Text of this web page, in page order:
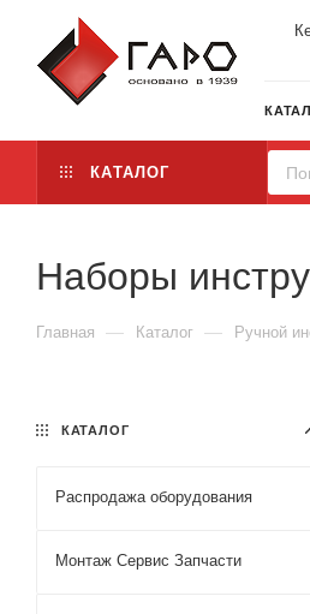
КАТАЛОГ
Наборы
Главная — Каталог — Ручной
КАТАЛОГ
Распродажа оборудования
Монтаж Сервис Запчасти